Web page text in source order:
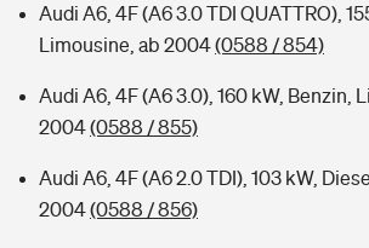
Audi A6, 4F (A6 3.0 TDI QUATTRO),
Limousine, ab 2004(0588 / 854)
Audi A6, 4F (A6 3.0), 160 kW, Benzin,
2004(0588 / 855)
Audi A6, 4F (A6 2.0 TDI), 103 kW,
2004(0588 / 856)